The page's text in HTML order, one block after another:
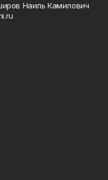
Наиль Камилович